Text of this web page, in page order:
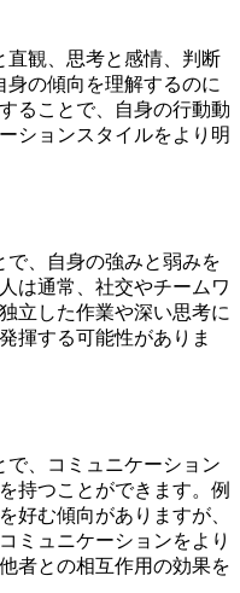
観、思考と感情、判断
身の傾向を理解するのに
ることで、自身の行動動
ションスタイルをより明
、自身の強みと弱みを
は通常、社交やチームワ
立した作業や深い思考に
揮する可能性がありま
、コミュニケーション
持つことができます。例
好む傾向がありますが、
ミュニケーションをより
者との相互作用の効果を